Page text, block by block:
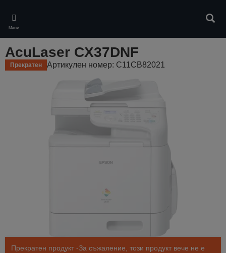
main
content
Меню
AcuLaser CX37DNF
Прекратен Артикулен номер: C11CB82021
Прекратен продукт -За съжаление, този продукт вече не е